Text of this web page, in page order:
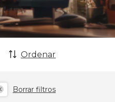
Ordenar
Borrar filtros